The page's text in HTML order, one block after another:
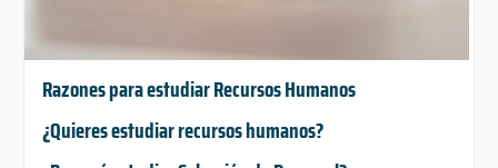
Razones para estudiar Recursos Humanos
¿Quieres estudiar recursos humanos?